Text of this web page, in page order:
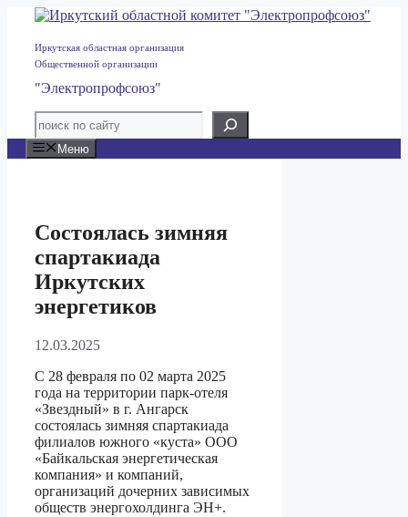
Перейти
содержимому
Иркутская областная организация
Общественной организации
"Электропрофсоюз"
Меню
Состоялась зимняя
спартакиада
Иркутских
энергетиков
12.03.2025
С 28 февраля по 02 марта 2025
года на территории парк-отеля
«Звездный» в г. Ангарск
состоялась зимняя спартакиада
филиалов южного «куста» ООО
«Байкальская энергетическая
компания» и компаний,
организаций дочерних зависимых
обществ энергохолдинга ЭН+.